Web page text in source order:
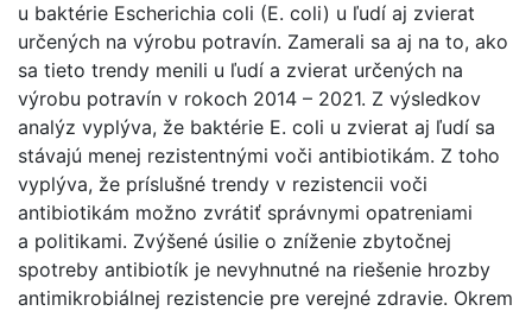
u baktérie Escherichia coli (E. coli) u ľudí aj zvierat
určených na výrobu potravín. Zamerali sa aj na to, ako
sa tieto trendy menili u ľudí a zvierat určených na
výrobu potravín v rokoch 2014 – 2021. Z výsledkov
analýz vyplýva, že baktérie E. coli u zvierat aj ľudí sa
stávajú menej rezistentnými voči antibiotikám. Z toho
vyplýva, že príslušné trendy v rezistencii voči
antibiotikám možno zvrátiť správnymi opatreniami
a politikami. Zvýšené úsilie o zníženie zbytočnej
spotreby antibiotík je nevyhnutné na riešenie hrozby
antimikrobiálnej rezistencie pre verejné zdravie. Okrem